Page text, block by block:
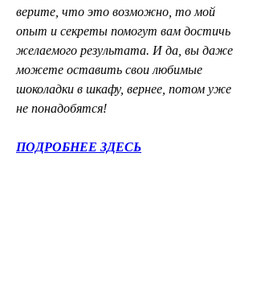
верите, что это возможно, то мой
опыт и секреты помогут вам достичь
желаемого результата. И да, вы даже
можете оставить свои любимые
шоколадки в шкафу, вернее, потом уже
не понадобятся!
ПОДРОБНЕЕ ЗДЕСЬ